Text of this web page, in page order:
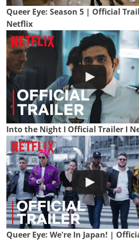
Queer Eye: Season 5 | Official
Netflix
Into the Night I Official Trailer I
Queer Eye: We're In Japan! |